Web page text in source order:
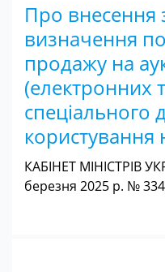
Про внесення
визначення
продажу на
(електронних
спеціального
КАБІНЕТ МІНІСТРІВ
березня 2025 р. № 334